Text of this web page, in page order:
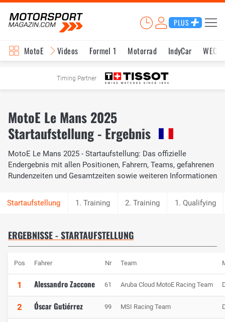
PLUS
MotoE Videos Formel 1 Motorrad IndyCar WEC
Timing Partner
MotoE Le Mans 2025
Startaufstellung - Ergebnis
MotoE Le Mans 2025 - Startaufstellung: Das offizielle
Endergebnis mit allen Positionen, Fahrern, Teams, gefahrenen
Rundenzeiten und Gesamtzeiten sowie weiteren Informationen
1. Training 2. Training 1. Qualifying
ERGEBNISSE - STARTAUFSTELLUNG
Pos Fahrer Nr Team
1 Alessandro Zaccone 61 Aruba Cloud MotoE Racing Team
2 Óscar Gutiérrez 99 MSI Racing Team